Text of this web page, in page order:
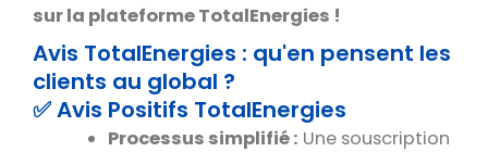
sur la plateforme TotalEnergies !
Avis TotalEnergies : qu'en pensent les
clients au global ?
✅ Avis Positifs TotalEnergies
Processus simplifié : Une souscription